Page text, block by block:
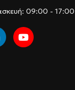
09:00 - 17:00